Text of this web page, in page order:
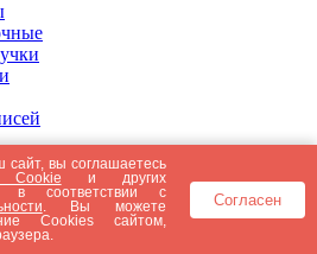
рублей
рублей
рублей
рублей
рублей
сайт, вы соглашаетесь
Cookie и других
в соответствии с
. Вы можете
Cookies сайтом,
Согласен